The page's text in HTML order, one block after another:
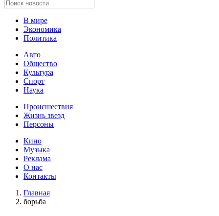
В мире
Экономика
Политика
Авто
Общество
Культура
Спорт
Наука
Происшествия
Жизнь звезд
Персоны
Кино
Музыка
Реклама
О нас
Контакты
Главная
борьба